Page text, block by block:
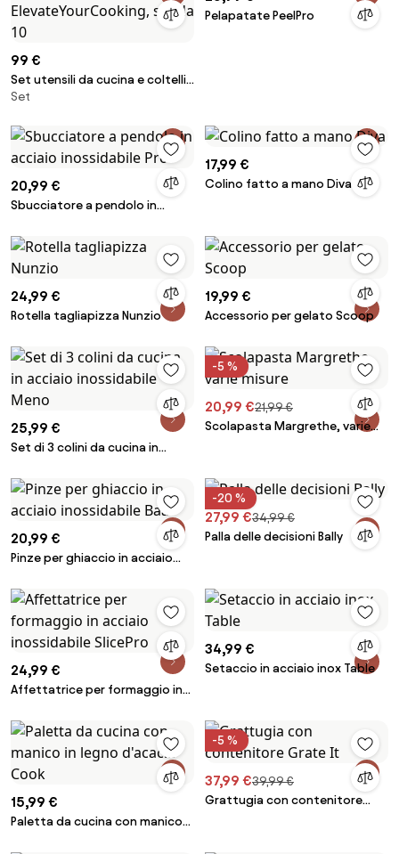
99 €
Set utensili da cucina e coltelli
ElevateYourCooking, set da 10
Set
Pelapatate PeelPro
20,99 €
Sbucciatore a pendolo in
17,99 €
Colino fatto a mano Diva
24,99 €
Rotella tagliapizza Nunzio
19,99 €
Accessorio per gelato Scoop
25,99 €
Set di 3 colini da cucina in
-5 %
20,99 €21,99 €
Scolapasta Margrethe, varie
20,99 €
Pinze per ghiaccio in acciaio
-20 %
27,99 €34,99 €
Palla delle decisioni Bally
24,99 €
Affettatrice per formaggio in
34,99 €
Setaccio in acciaio inox Table
15,99 €
Paletta da cucina con manico
-5 %
37,99 €39,99 €
Grattugia con contenitore